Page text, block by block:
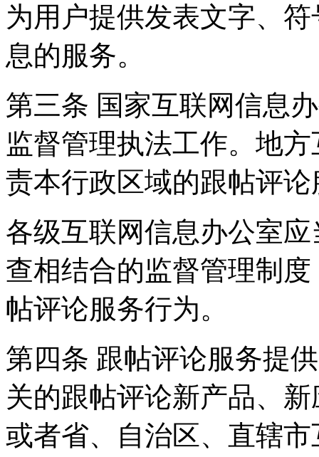
为用户提供发表文字、
息的服务。
第三条 国家互联网信息
监督管理执法工作。地
责本行政区域的跟帖评
各级互联网信息办公室
查相结合的监督管理制
帖评论服务行为。
第四条 跟帖评论服务提
关的跟帖评论新产品、
或者省、自治区、直辖